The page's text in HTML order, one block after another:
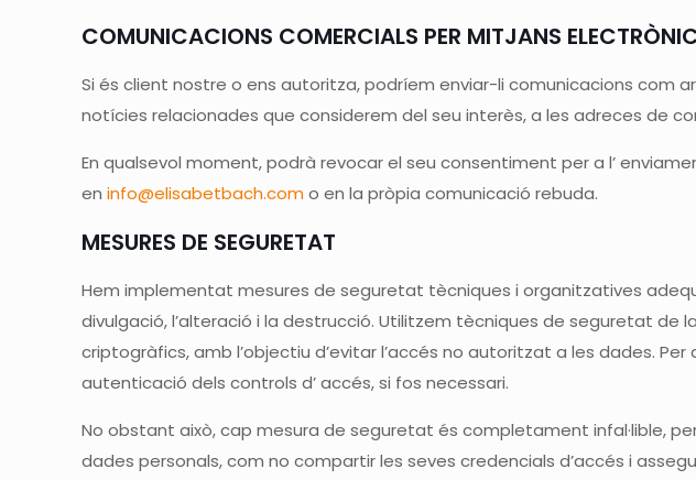
COMUNICACIONS COMERCIALS PER MITJANS
Si és client nostre o ens autoritza, podríem enviar-li comunicacions com
notícies relacionades que considerem del seu interès, a les adreces de
En qualsevol moment, podrà revocar el seu consentiment per a l’
eninfo@elisabetbach.como en la pròpia comunicació rebuda.
MESURES DE SEGURETAT
Hem implementat mesures de seguretat tècniques i organitzatives
divulgació, l’alteració i la destrucció. Utilitzem tècniques de seguretat
criptogràfics, amb l’objectiu d’evitar l’accés no autoritzat a les dades.
autenticació dels controls d’ accés, si fos necessari.
No obstant això, cap mesura de seguretat és completament infal·lible,
dades personals, com no compartir les seves credencials d’accés i